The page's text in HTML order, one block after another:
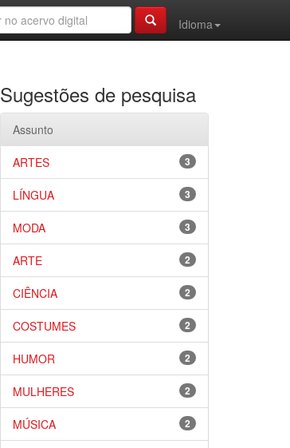
Idioma
Sugestões de pesquisa
Assunto
3
ARTES
3
LÍNGUA
3
MODA
2
ARTE
2
CIÊNCIA
2
COSTUMES
2
HUMOR
2
MULHERES
2
MÚSICA